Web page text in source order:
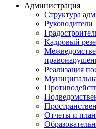
Администрация
Структура
Руководители
Кадровый
Реализация
Отчеты и